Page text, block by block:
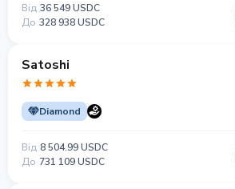
Від 36 549 USDC
До 328 938 USDC
Satoshi
Diamond
Від 8 504.99 USDC
До 731 109 USDC